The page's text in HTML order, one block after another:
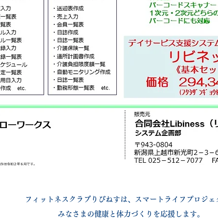
フィットネスクラブりびねすは、スマートライフプロジェ
みなさまの健康と体力づくりを応援します。